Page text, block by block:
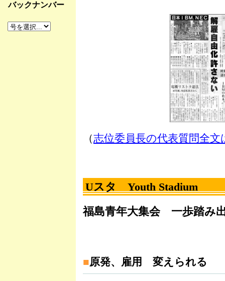
バックナンバー
（志位委員長の代表質問全
Uスタ Youth Stadium
福島青年大集会 一歩踏み
■原発、雇用 変えられる